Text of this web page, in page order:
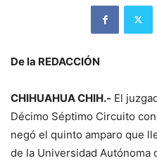
De la REDACCIÓN
CHIHUAHUA CHIH.- El
Décimo Séptimo Circuito
negó el quinto amparo que
de la Universidad Autónoma